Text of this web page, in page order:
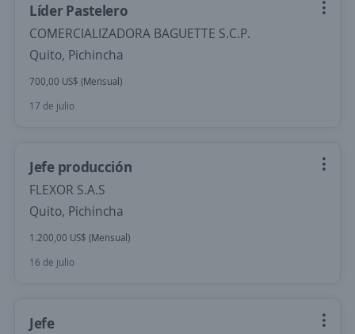
Líder Pastelero
COMERCIALIZADORA BAGUETTE S.C.P.
Quito, Pichincha
700,00 US$ (Mensual)
17 de julio
Jefe producción
FLEXOR S.A.S
Quito, Pichincha
1.200,00 US$ (Mensual)
16 de julio
Jefe